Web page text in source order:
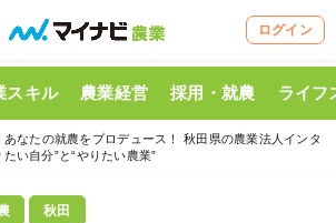
ログイン
スキル 農業経営 採用・就農 ライフ
あなたの就農をプロデュース！ 秋田県の農業法人インタ
い自分”と“やりたい農業”
秋田